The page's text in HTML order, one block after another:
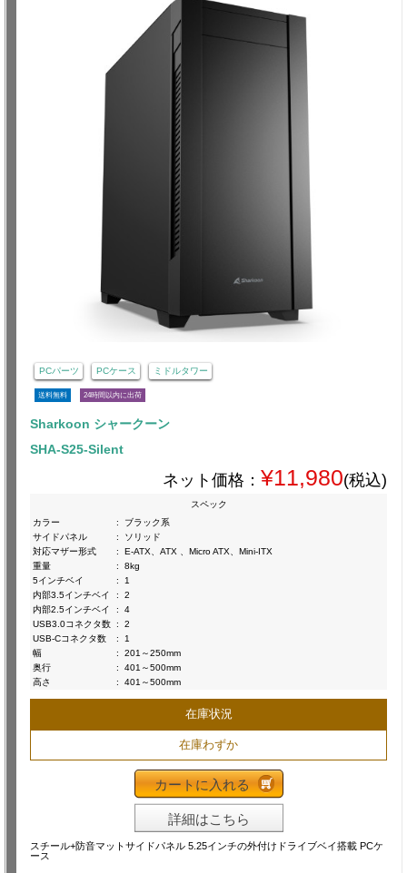
PCパーツ PCケース ミドルタワー
送料無料 24時間以内に出荷
Sharkoon シャークーン
SHA-S25-Silent
ネット価格： ¥11,980(税込)
スペック
カラー
:
ブラック系
サイドパネル
:
ソリッド
対応マザー形式
:
E-ATX、ATX 、Micro ATX、Mini-ITX
重量
:
8kg
5インチベイ
:
1
内部3.5インチベイ
:
2
内部2.5インチベイ
:
4
USB3.0コネクタ数 :
2
USB-Cコネクタ数
:
1
幅
:
201～250mm
奥行
:
401～500mm
高さ
: 401～500mm
在庫状況
在庫わずか
カートに入れる
詳細はこちら
スチール+防音マットサイドパネル 5.25インチの外付けドライブベイ搭載 PCケ
ース